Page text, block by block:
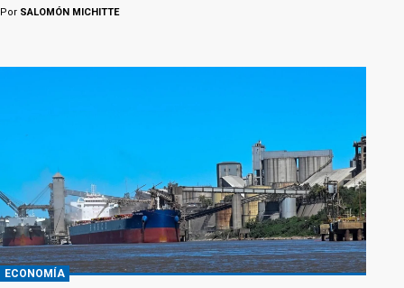
Por SALOMÓN MICHITTE
ECONOMÍA